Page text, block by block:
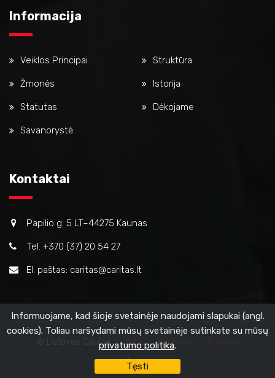
Informuojame, kad šioje svetainėje naudojami slapukai (angl.
cookies). Toliau naršydami mūsų svetainėje sutinkate su mūsų
privatumo politika.
Tęsti
Informacija
Veiklos Principai Struktūra
Žmonės Istorija
Statutas Dėkojame
Savanorystė
Kontaktai
Papilio g. 5 LT–44275 Kaunas
Tel. +370 (37) 20 54 27
El. paštas: caritas@caritas.lt
© Lietuvos Caritas Veikla Naujienos